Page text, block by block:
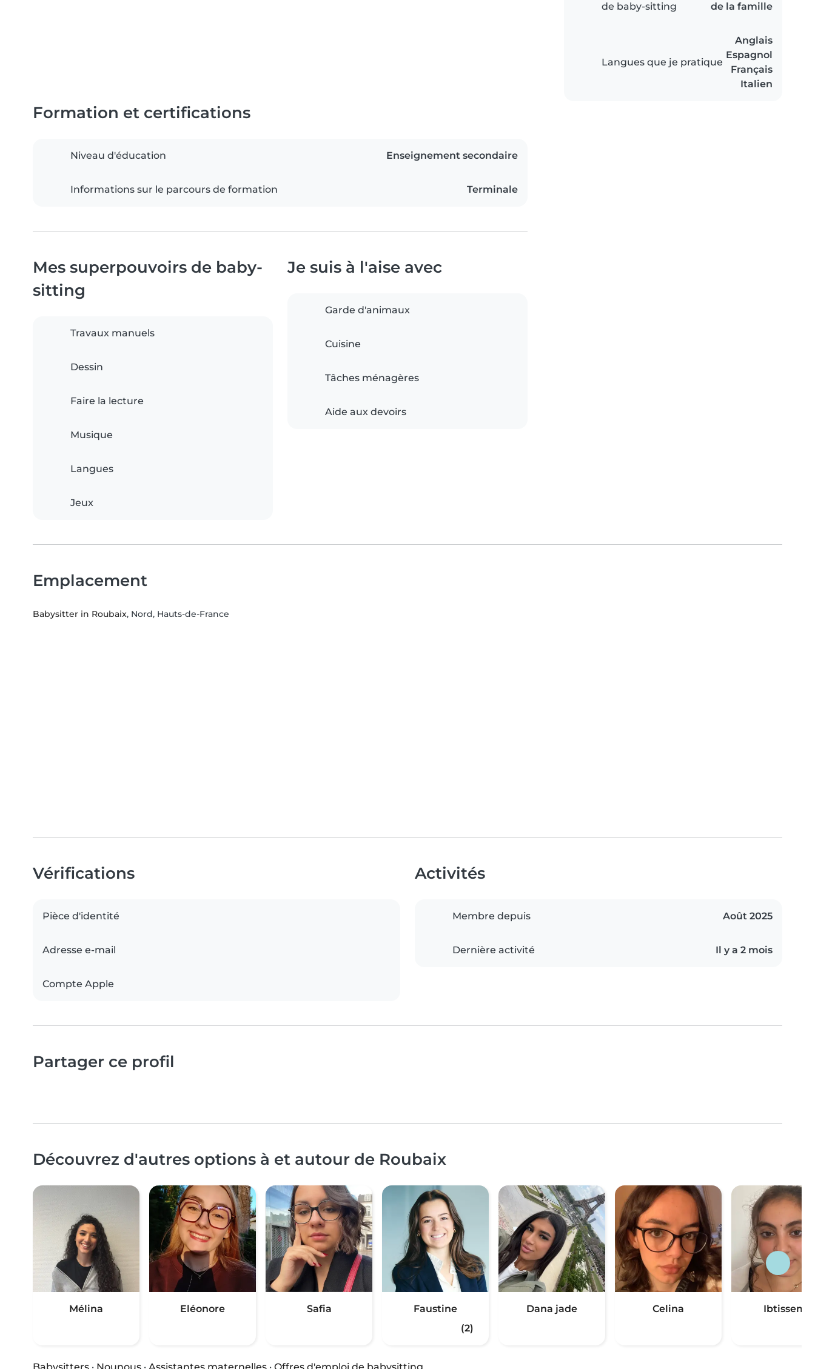
de baby-sitting
de la famille
Langues que je pratique
Anglais
Espagnol
Français
Italien
Formation et certifications
Niveau d'éducation Enseignement secondaire
Informations sur le parcours de formation Terminale
Mes superpouvoirs de baby-
sitting
Travaux manuels
Dessin
Faire la lecture
Musique
Langues
Jeux
Je suis à l'aise avec
Garde d'animaux
Cuisine
Tâches ménagères
Aide aux devoirs
Emplacement
Babysitter in Roubaix, Nord, Hauts-de-France
Vérifications
Pièce d'identité
Adresse e-mail
Compte Apple
Activités
Membre depuis Août 2025
Dernière activité Il y a 2 mois
Partager ce profil
Découvrez d'autres options à et autour de Roubaix
Mélina Eléonore Safia
Faustine
(2)
Dana jade Celina Ibtissem